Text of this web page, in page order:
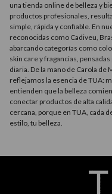
una tienda online de belleza y
productos profesionales,
simple, rápida y confiable. En
reconocidas como Cadiveu,
abarcando categorías como
skin care y fragancias,
diaria. De la mano de Carola de
reflejamos la esencia de TUA:
entienden que la belleza
conectar productos de alta
cercana, porque en TUA, cada
estilo, tu belleza.